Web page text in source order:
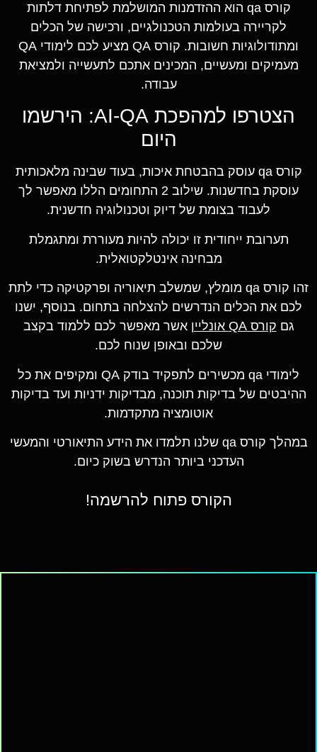
קורס qa הוא ההזדמנות המושלמת לפתיחת דלתות
לקריירה בעולמות הטכנולגיים, ורכישה של הכלים
ומתודולוגיות חשובות. קורס QA מציע לכם לימודי QA
מעמיקים ומעשיים, המכינים אתכם לתעשייה ולמציאת
עבודה.
הצטרפו למהפכת AI-QA: הירשמו
היום
קורס qa עוסק בהבטחת איכות, בעוד שבינה מלאכותית
עוסקת בחדשנות. שילוב 2 התחומים הללו מאפשר לך
לעבוד בצומת של דיוק וטכנולוגיה חדשנית.
תערובת ייחודית זו יכולה להיות מעוררת ומתגמלת
מבחינה אינטלקטואלית.
זהו קורס qa מומלץ, שמשלב תיאוריה ופרקטיקה כדי לתת
לכם את הכלים הנדרשים להצלחה בתחום. בנוסף, ישנו
גם קורס QA אונליין
אשר מאפשר לכם ללמוד בקצב
שלכם ובאופן שנוח לכם.
לימודי qa מכשירים לתפקיד בודק QA ומקיפים את כל
ההיבטים של בדיקות תוכנה, מבדיקות ידניות ועד בדיקות
אוטומציה מתקדמות.
במהלך קורס qa שלנו תלמדו את הידע התיאורטי והמעשי
העדכני ביותר הנדרש בשוק כיום.
הקורס פתוח להרשמה!